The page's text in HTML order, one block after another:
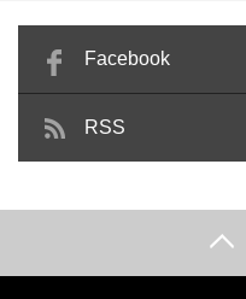
Facebook
RSS